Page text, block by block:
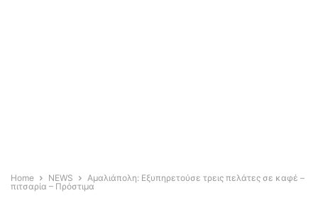
Home NEWS
Αμαλιάπολη: Εξυπηρετούσε τρεις πελάτες σε καφέ –
πιτσαρία – Πρόστιμα